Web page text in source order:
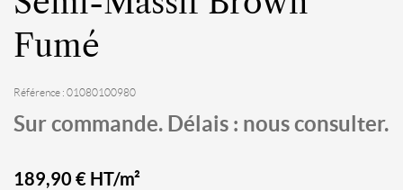
Fumé
Référence : 01080100980
Sur commande. Délais : nous consulter.
189,90 € HT/m²